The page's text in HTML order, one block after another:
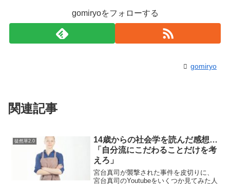
gomiryoをフォローする
gomiryo
関連記事
徒然草2.0
14歳からの社会学を読んだ感想…
「自分流にこだわることだけを考
えろ」
宮台真司が襲撃された事件を皮切りに、
宮台真司のYoutubeをいくつか見てみた人